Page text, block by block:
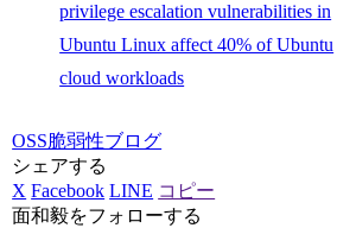
privilege escalation vulnerabilities in
Ubuntu Linux affect 40% of Ubuntu
cloud workloads
OSS脆弱性ブログ
シェアする
X Facebook LINE コピー
面和毅をフォローする